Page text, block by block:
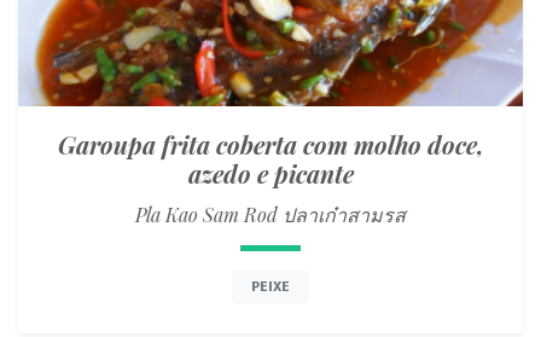
Garoupa frita coberta com molho doce,
azedo e picante
Pla Kao Sam Rod ปลาเก๋าสามรส
PEIXE